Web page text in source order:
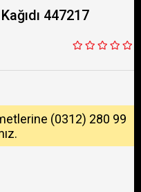
447217
(0312) 280 99